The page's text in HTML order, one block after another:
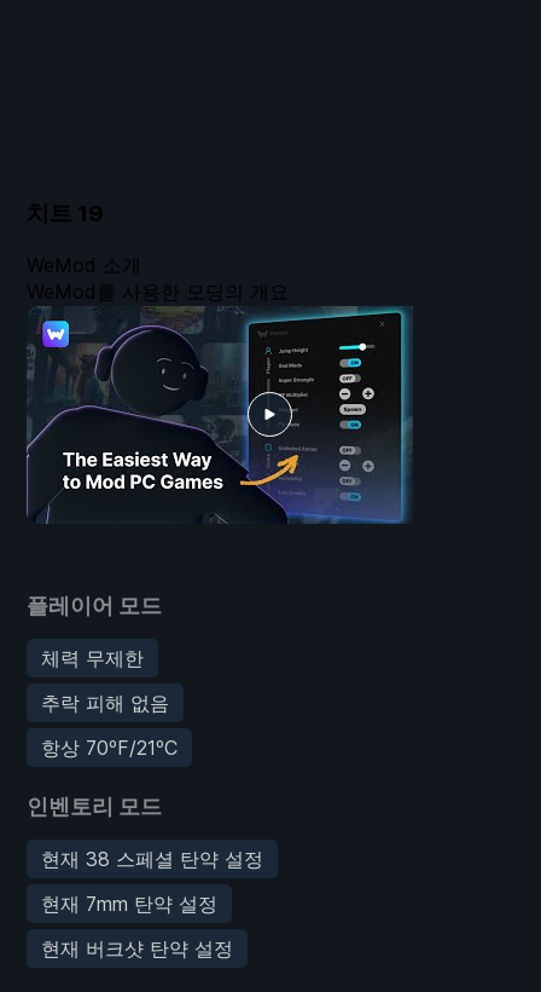
치트 19
플레이어 모드
체력 무제한
추락 피해 없음
항상 70ºF/21ºC
인벤토리 모드
현재 38 스페셜 탄약 설정
현재 7mm 탄약 설정
현재 버크샷 탄약 설정
WeMod 소개
WeMod를 사용한 모딩의 개요